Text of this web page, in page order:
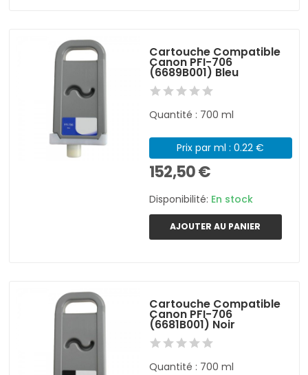
Cartouche Compatible
Canon PFI-706
(6689B001) Bleu
Quantité : 700 ml
Prix par ml : 0.22 €
152,50 €
Disponibilité: En stock
AJOUTER AU PANIER
Cartouche Compatible
Canon PFI-706
(6681B001) Noir
Quantité : 700 ml